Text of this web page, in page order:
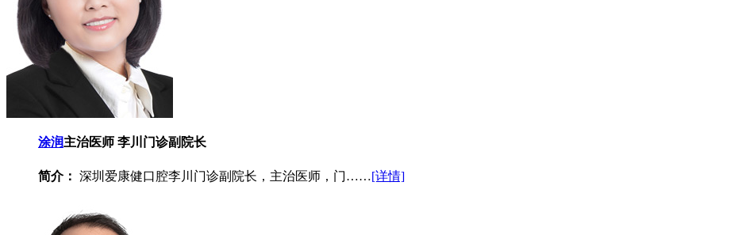
涂润主治医师 李川门诊副院长
简介： 深圳爱康健口腔李川门诊副院长，主治医师，门……[详情]